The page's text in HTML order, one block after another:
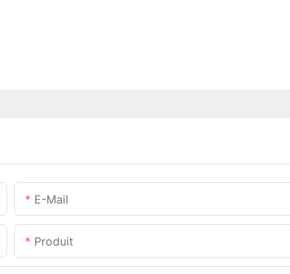
E-Mail
Produit